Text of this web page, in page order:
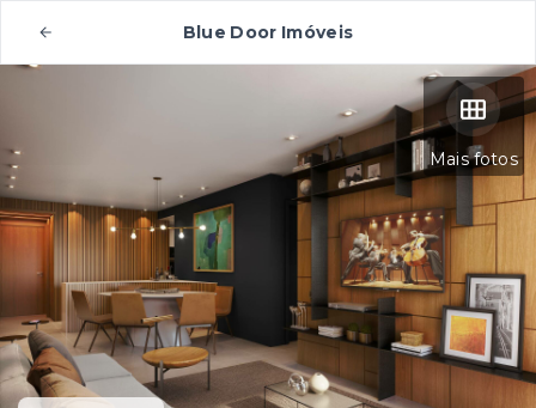
Blue Door Imóveis
Mais fotos